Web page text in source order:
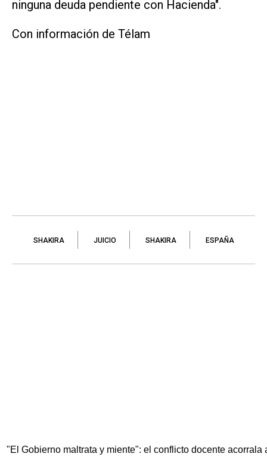
ninguna deuda pendiente con Hacienda".
Con información de Télam
SHAKIRA JUICIO SHAKIRA ESPAÑA